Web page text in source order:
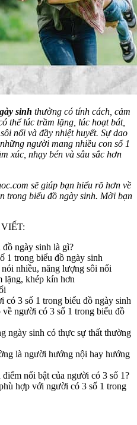
sinh thường có tính cách, cảm
thể lúc trầm lặng, lúc hoạt bát,
nổi và đầy nhiệt huyết. Sự dao
người mang nhiều con số 1
xúc, nhạy bén và sâu sắc hơn
sẽ giúp bạn hiểu rõ hơn về
trong biểu đồ ngày sinh. Mời bạn
ngày sinh là gì?
1 trong biểu đồ ngày sinh
nhiều, năng lượng sôi nổi
lặng, khép kín hơn
có 3 số 1 trong biểu đồ ngày sinh
người có 3 số 1 trong biểu đồ
ngày sinh có thực sự thất thường
là người hướng nội hay hướng
nổi bật của người có 3 số 1?
hợp với người có 3 số 1 trong